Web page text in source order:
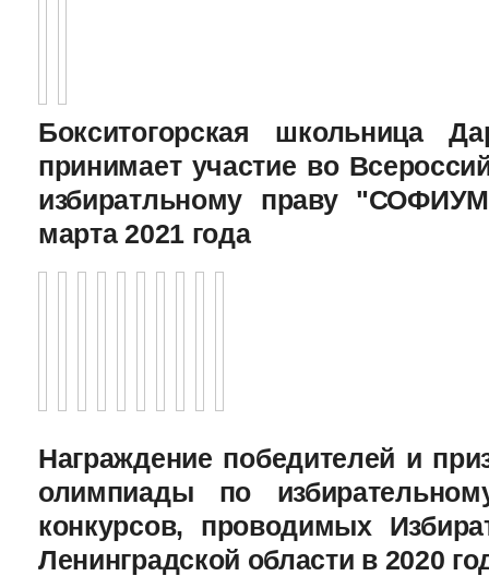
Бокситогорская школьница
принимает участие во
избиратльному праву
марта 2021 года
Награждение победителей и
олимпиады по
конкурсов, проводимых
Ленинградской области в 2020